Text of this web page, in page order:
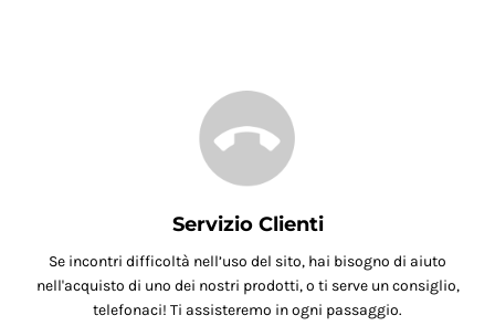
Servizio Clienti
Se incontri difficoltà nell’uso del sito, hai bisogno di aiuto
nell'acquisto di uno dei nostri prodotti, o ti serve un consiglio,
telefonaci! Ti assisteremo in ogni passaggio.